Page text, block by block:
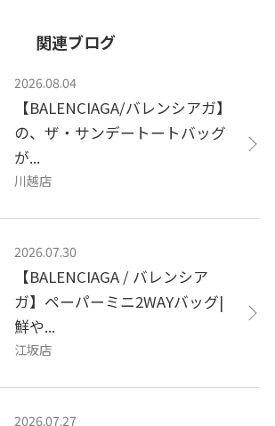
関連ブログ
2026.08.04
【BALENCIAGA/バレンシアガ】
の、ザ・サンデートートバッグ
が...
川越店
2026.07.30
【BALENCIAGA / バレンシア
ガ】ペーパーミニ2WAYバッグ|
鮮や...
江坂店
2026.07.27